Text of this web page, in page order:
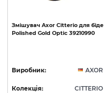
Змішувач Axor Citterio для біде
Polished Gold Optic 39210990
Виробник: AXOR
Колекція: CITTERIO